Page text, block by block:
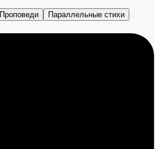
Проповеди
Параллельные стихи